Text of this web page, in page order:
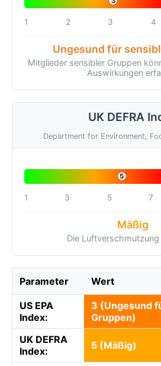
1 2 3 4
Ungesund für
Mitglieder sensibler Gruppen
Auswirkungen
UK DEFRA
Department for Environment,
5
1 3 5 7
Mäßig
Die
Parameter Wert
US EPA
Index:
3 (Ungesund
Gruppen)
UK DEFRA
Index:
5 (Mäßig)